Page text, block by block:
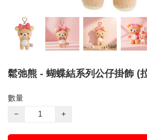
鬆弛熊 - 蝴蝶結系列公仔掛飾 (
數量
−
+